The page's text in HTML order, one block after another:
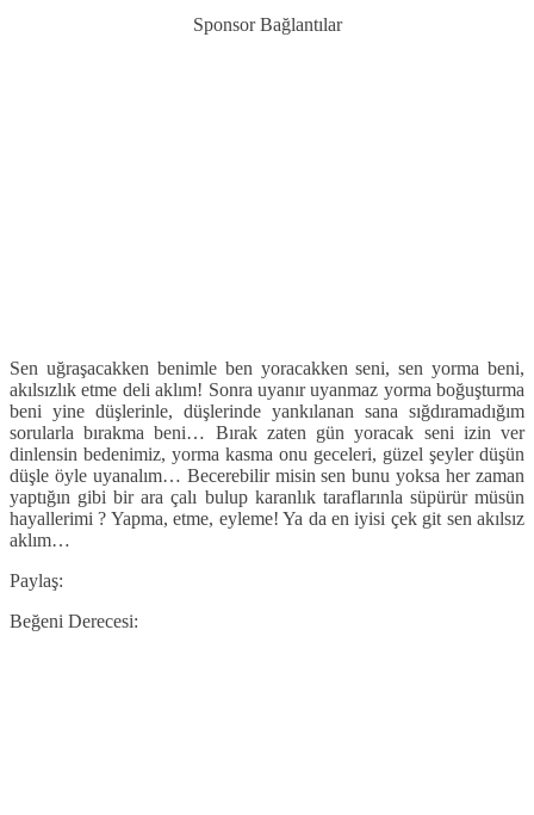
Sponsor Bağlantılar
Sen uğraşacakken benimle ben yoracakken seni, sen yorma beni,
akılsızlık etme deli aklım! Sonra uyanır uyanmaz yorma boğuşturma
beni yine düşlerinle, düşlerinde yankılanan sana sığdıramadığım
sorularla bırakma beni… Bırak zaten gün yoracak seni izin ver
dinlensin bedenimiz, yorma kasma onu geceleri, güzel şeyler düşün
düşle öyle uyanalım… Becerebilir misin sen bunu yoksa her zaman
yaptığın gibi bir ara çalı bulup karanlık taraflarınla süpürür müsün
hayallerimi ? Yapma, etme, eyleme! Ya da en iyisi çek git sen akılsız
aklım…
Paylaş:
Beğeni Derecesi: